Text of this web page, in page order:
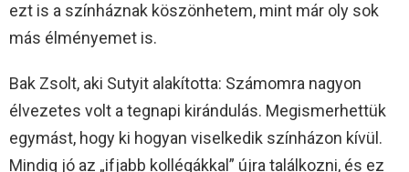
ezt is a színháznak köszönhetem, mint már oly sok
más élményemet is.
Bak Zsolt, aki Sutyit alakította: Számomra nagyon
élvezetes volt a tegnapi kirándulás. Megismerhettük
egymást, hogy ki hogyan viselkedik színházon kívül.
Mindig jó az „ifjabb kollégákkal” újra találkozni, és ez